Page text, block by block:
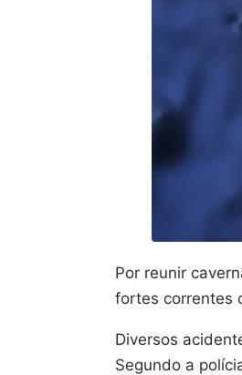
Por reunir
fortes correntes
Diversos
Segundo a